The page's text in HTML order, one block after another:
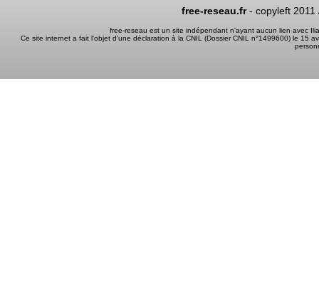
free-reseau.fr- copyleft 2011
free-reseau est un site indépendant n'ayant aucun lien avec
Ce site internet a fait l'objet d'une déclaration à la CNIL (Dossier CNIL n°1499600) le 15